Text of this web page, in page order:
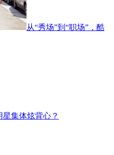
从“秀场”到“职场”，酷
星集体炫背心？